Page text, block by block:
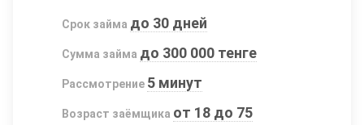
Срок займа до 30 дней
Сумма займа до 300 000 тенге
Рассмотрение 5 минут
Возраст заёмщика от 18 до 75